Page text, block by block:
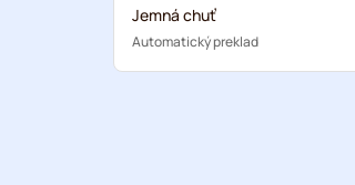
Jemná chuť
Automatický preklad